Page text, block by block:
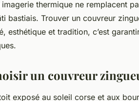
thermique ne remplacent
bastiais. Trouver un couvreur
esthétique et tradition, c’est
un couvreur
toit exposé au soleil corse et aux